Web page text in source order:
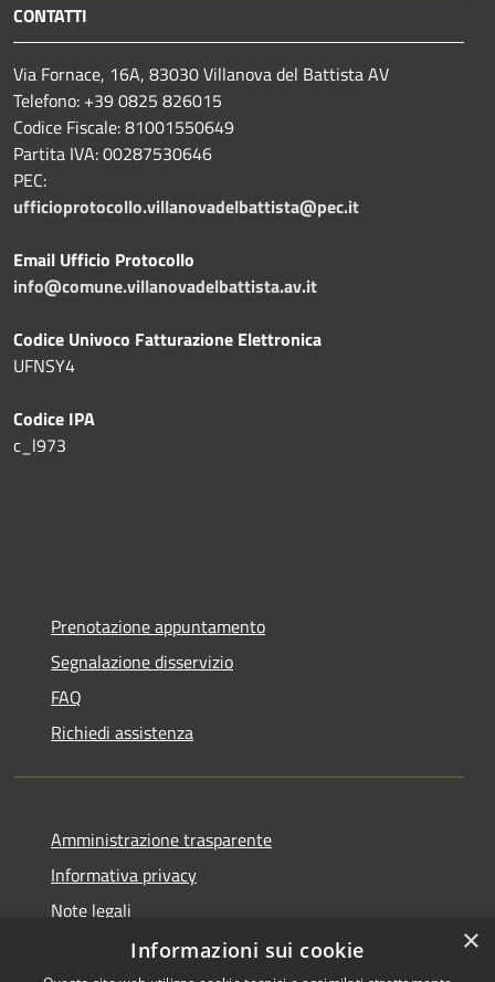
CONTATTI
Via Fornace, 16A, 83030 Villanova del Battista AV
Telefono: +39 0825 826015
Codice Fiscale: 81001550649
Partita IVA: 00287530646
PEC:
ufficioprotocollo.villanovadelbattista@pec.it
Email Ufficio Protocollo
info@comune.villanovadelbattista.av.it
Codice Univoco Fatturazione Elettronica
UFNSY4
Codice IPA
c_l973
Prenotazione appuntamento
Segnalazione disservizio
FAQ
Richiedi assistenza
Amministrazione trasparente
Informativa privacy
Note legali
Dichiarazione di accessibilità
×
Informazioni sui cookie